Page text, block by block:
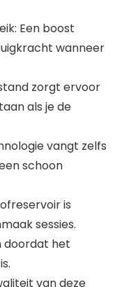
Een boost
wanneer
zorgt ervoor
als je de
vangt zelfs
schoon
is
sessies.
doordat het
van deze